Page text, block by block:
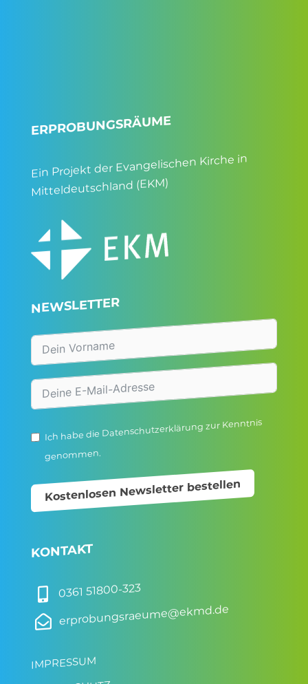
ERPROBUNGSRÄUME
Ein Projekt der Evangelischen Kirche in
Mitteldeutschland (EKM)
NEWSLETTER
Ich habe die Datenschutzerklärungzur Kenntnis
genommen.
Kostenlosen Newsletter bestellen
KONTAKT
 0361 51800-323
 erprobungsraeume@ekmd.de
IMPRESSUM